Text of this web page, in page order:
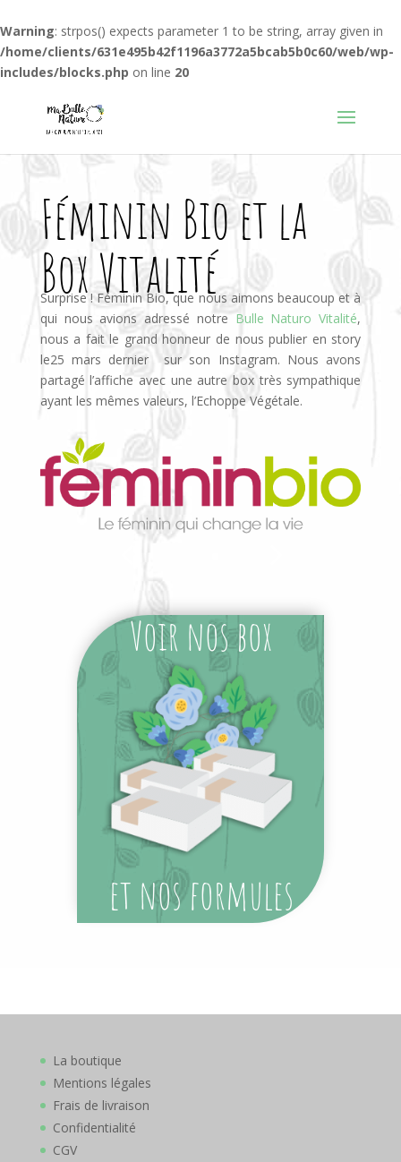
Warning: strpos() expects parameter 1 to be string, array given in
/home/clients/631e495b42f1196a3772a5bcab5b0c60/web/wp-
includes/blocks.php on line 20
Féminin Bio et la
Box Vitalité
Surprise ! Féminin Bio, que nous aimons beaucoup et à
qui nous avions adressé notre Bulle Naturo Vitalité,
nous a fait le grand honneur de nous publier en story
le25 mars dernier sur son Instagram. Nous avons
partagé l’affiche avec une autre box très sympathique
ayant les mêmes valeurs, l’Echoppe Végétale.
Voir nos box
et nos formules
La boutique
Mentions légales
Frais de livraison
Confidentialité
CGV